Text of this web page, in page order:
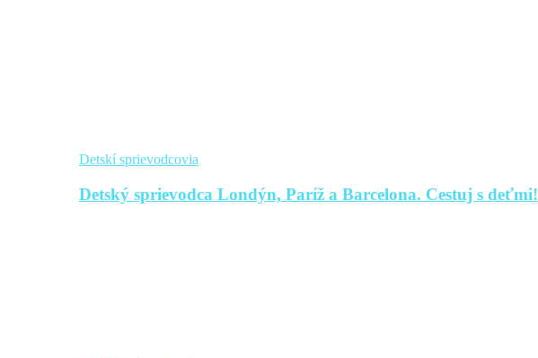
Detskí sprievodcovia
Detský sprievodca Londýn, Paríž a Barcelona. Cestuj s deťmi!